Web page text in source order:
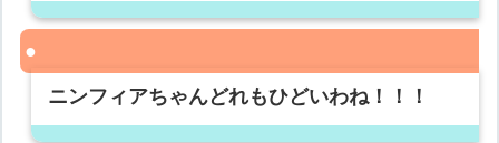
ニンフィアちゃんどれもひどいわね！！！